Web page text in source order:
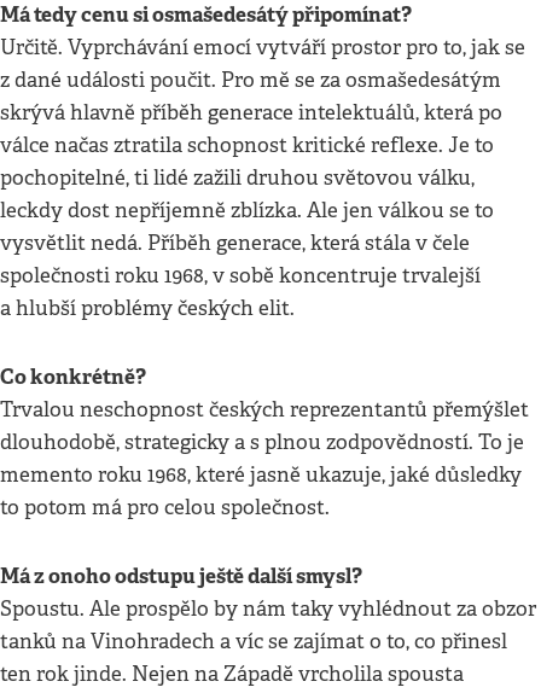
Má tedy cenu si osmašedesátý připomínat?
Určitě. Vyprchávání emocí vytváří prostor pro to, jak se
z dané události poučit. Pro mě se za osmašedesátým
skrývá hlavně příběh generace intelektuálů, která po
válce načas ztratila schopnost kritické reflexe. Je to
pochopitelné, ti lidé zažili druhou světovou válku,
leckdy dost nepříjemně zblízka. Ale jen válkou se to
vysvětlit nedá. Příběh generace, která stála v čele
společnosti roku 1968, v sobě koncentruje trvalejší
a hlubší problémy českých elit.
Co konkrétně?
Trvalou neschopnost českých reprezentantů přemýšlet
dlouhodobě, strategicky a s plnou zodpovědností. To je
memento roku 1968, které jasně ukazuje, jaké důsledky
to potom má pro celou společnost.
Má z onoho odstupu ještě další smysl?
Spoustu. Ale prospělo by nám taky vyhlédnout za obzor
tanků na Vinohradech a víc se zajímat o to, co přinesl
ten rok jinde. Nejen na Západě vrcholila spousta